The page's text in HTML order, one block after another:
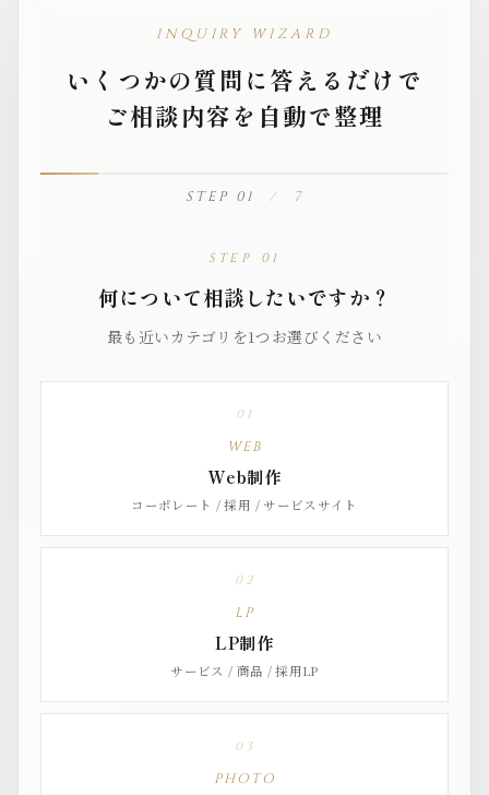
INQUIRY WIZARD
いくつかの質問に答えるだけで
ご相談内容を自動で整理
STEP 01 / 7
この欄は入力しないでください（スパム対策）
STEP 01
何について相談したいですか？
最も近いカテゴリを1つお選びください
01
WEB
Web制作
コーポレート / 採用 / サービスサイト
02
LP
LP制作
サービス / 商品 / 採用LP
03
PHOTO